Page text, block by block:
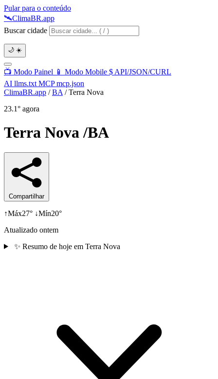
Pular para o conteúdo
🛰️ClimaBR.app
Buscar cidade
🌙 ☀️
📺 Modo Painel 📱 Modo Mobile $ API/JSON/CURL
AI llms.txt MCPmcp.json
ClimaBR.app / BA / Terra Nova
23.1° agora
Terra Nova/BA
Compartilhar
↑Máx27° ↓Mín20°
Atualizado ontem
✨ Resumo de hoje em Terra Nova